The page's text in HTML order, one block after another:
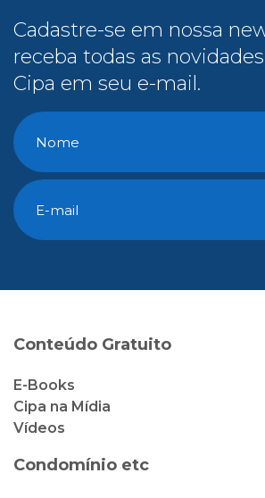
Cadastre-se em nossa
receba todas as
Cipa em seu e-mail.
Conteúdo Gratuito
E-Books
Cipa na Mídia
Vídeos
Condomínio etc